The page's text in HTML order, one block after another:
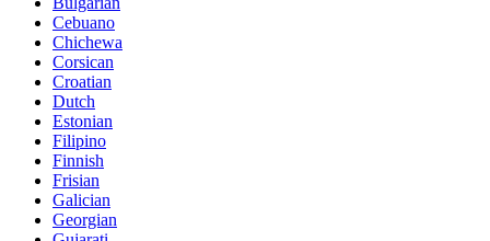
Cebuano
Chichewa
Corsican
Croatian
Dutch
Estonian
Filipino
Finnish
Frisian
Galician
Georgian